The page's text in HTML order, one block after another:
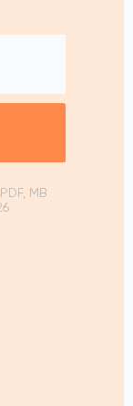
PDF, MB